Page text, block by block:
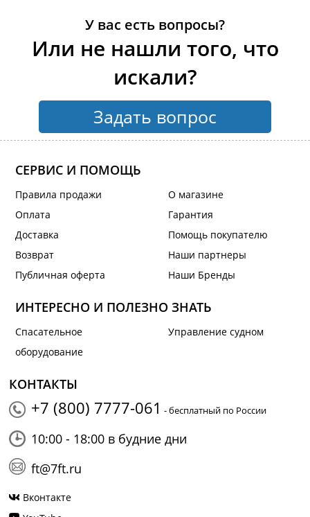
У вас есть вопросы?
Или не нашли того, что
искали?
Задать вопрос
СЕРВИС И ПОМОЩЬ
Правила продажи
Оплата
Доставка
Возврат
Публичная оферта
О магазине
Гарантия
Помощь покупателю
Наши партнеры
Наши Бренды
ИНТЕРЕСНО И ПОЛЕЗНО ЗНАТЬ
Спасательное
оборудование
Управление судном
КОНТАКТЫ
+7 (800) 7777-061 - бесплатный по России
10:00 - 18:00 в будние дни
ft@7ft.ru
Вконтакте